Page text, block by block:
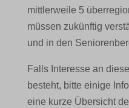
mittlerweile 5
müssen zukünftig
und in den
Falls Interesse an
besteht, bitte einige
eine kurze Übersicht